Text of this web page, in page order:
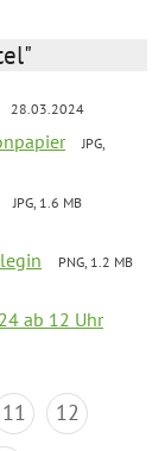
28.03.2024
JPG,
JPG, 1.6 MB
PNG, 1.2 MB
ab 12 Uhr
11
12